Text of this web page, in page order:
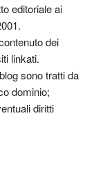
editoriale ai
dei
linkati.
sono tratti da
dominio;
diritti